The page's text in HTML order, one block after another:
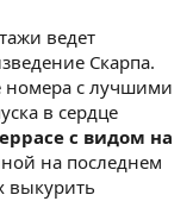
ведет
Скарпа.
номера с лучшими
в сердце
с видом на
на последнем
выкурить